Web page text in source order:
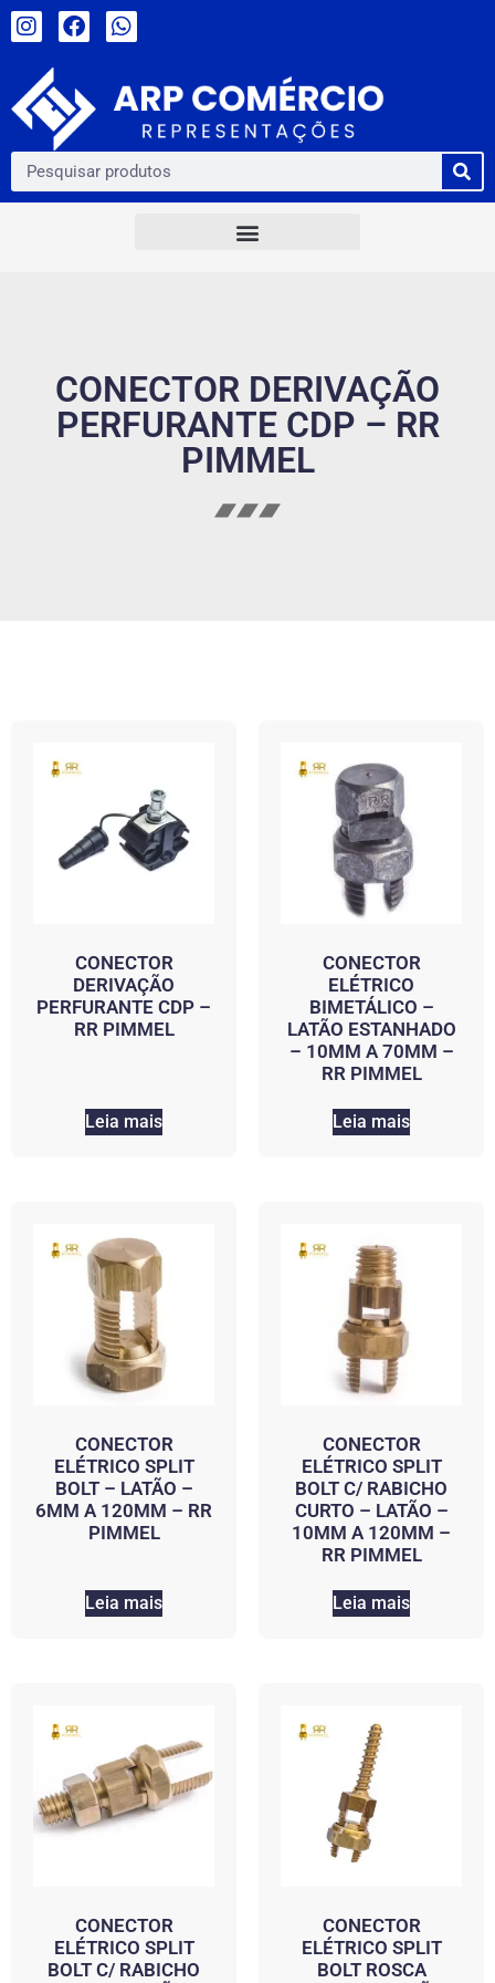
CONECTOR DERIVAÇÃO
PERFURANTE CDP – RR
PIMMEL
CONECTOR
DERIVAÇÃO
PERFURANTE CDP –
RR PIMMEL
Leia mais
CONECTOR
ELÉTRICO
BIMETÁLICO –
LATÃO ESTANHADO
– 10MM A 70MM –
RR PIMMEL
Leia mais
CONECTOR
ELÉTRICO SPLIT
BOLT – LATÃO –
6MM A 120MM – RR
PIMMEL
Leia mais
CONECTOR
ELÉTRICO SPLIT
BOLT C/ RABICHO
CURTO – LATÃO –
10MM A 120MM –
RR PIMMEL
Leia mais
CONECTOR
ELÉTRICO SPLIT
BOLT C/ RABICHO
CONECTOR
ELÉTRICO SPLIT
BOLT ROSCA